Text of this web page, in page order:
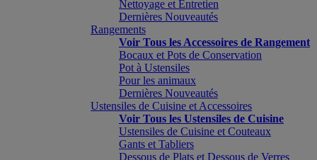
Nettoyage et Entretien
Dernières Nouveautés
Rangements
Voir Tous les Accessoires de Rangement
Bocaux et Pots de Conservation
Pot à Ustensiles
Pour les animaux
Dernières Nouveautés
Ustensiles de Cuisine et Accessoires
Voir Tous les Ustensiles de Cuisine
Ustensiles de Cuisine et Couteaux
Gants et Tabliers
Dessous de Plats et Dessous de Verres